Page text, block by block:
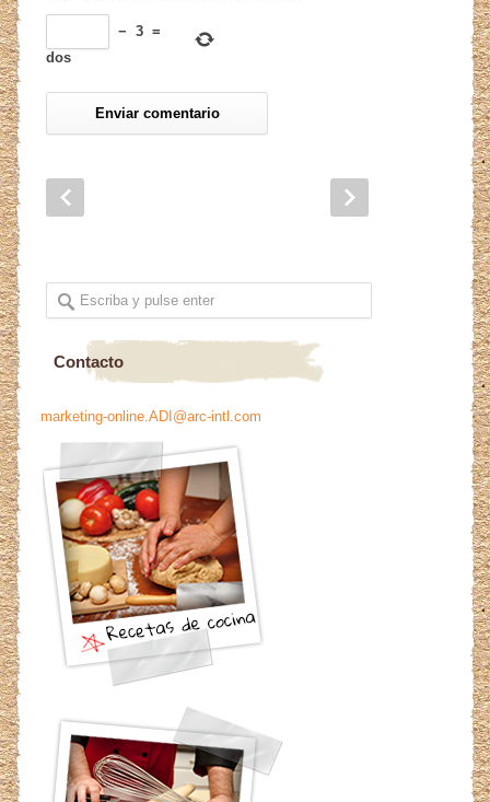
− 3 =
dos
Contacto
marketing-online.ADI@arc-intl.com